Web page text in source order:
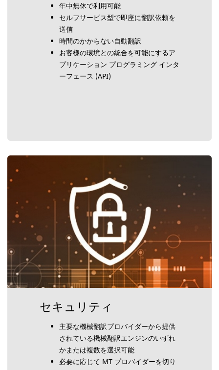
年中無休で利用可能
セルフサービス型で即座に翻訳依頼を
送信
時間のかからない自動翻訳
お客様の環境との統合を可能にするア
プリケーション プログラミング インタ
ーフェース (API)
セキュリティ
主要な機械翻訳プロバイダーから提供
されている機械翻訳エンジンのいずれ
かまたは複数を選択可能
必要に応じて MT プロバイダーを切り